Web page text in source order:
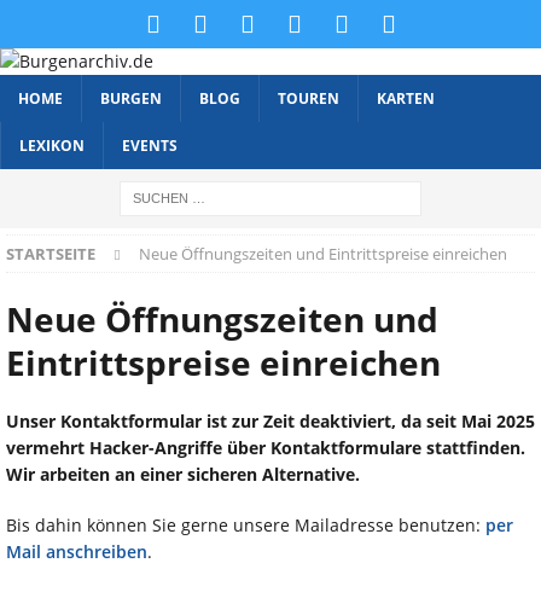
HOME BURGEN BLOG TOUREN KARTEN
LEXIKON EVENTS
STARTSEITE Neue Öffnungszeiten und Eintrittspreise einreichen
Neue Öffnungszeiten und
Eintrittspreise einreichen
Unser Kontaktformular ist zur Zeit deaktiviert, da seit Mai 2025
vermehrt Hacker-Angriffe über Kontaktformulare stattfinden.
Wir arbeiten an einer sicheren Alternative.
Bis dahin können Sie gerne unsere Mailadresse benutzen: per
Mail anschreiben.